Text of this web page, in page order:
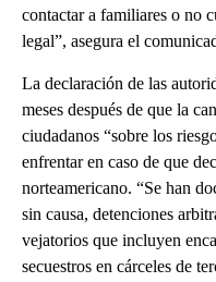
contactar a familiares o no
legal”, asegura el
La declaración de las
meses después de que la
ciudadanos “sobre los
enfrentar en caso de que
norteamericano. “Se han
sin causa, detenciones
vejatorios que incluyen
secuestros en cárceles de